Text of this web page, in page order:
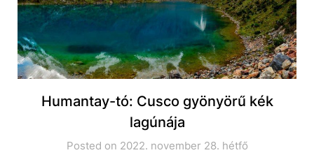
Humantay-tó: Cusco gyönyörű kék
lagúnája
Posted on 2022. november 28. hétfő